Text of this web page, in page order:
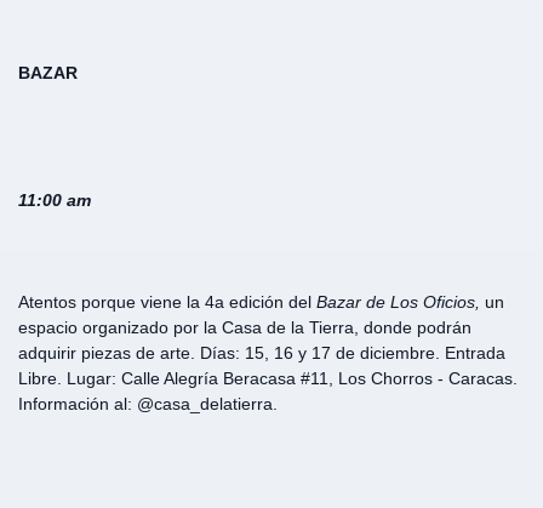
BAZAR
11:00 am
Atentos porque viene la 4a edición del Bazar de Los Oficios, un
espacio organizado por la Casa de la Tierra, donde podrán
adquirir piezas de arte. Días: 15, 16 y 17 de diciembre. Entrada
Libre. Lugar: Calle Alegría Beracasa #11, Los Chorros - Caracas.
Información al: @casa_delatierra.